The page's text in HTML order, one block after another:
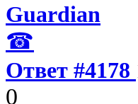
Guardian
☎
Ответ #4178
0